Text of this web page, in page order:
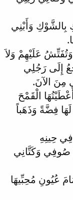
بِالشَّوْكِ وَأَبْنِي
وَتُفَتِّشُ عَلَيْهِمْ وَلاَ
إِلَى رَجُلِي
مِنَ الآنَ.
الْقَمْحَ
فِضَّةً وَذَهَباً
حِينِهِ
وَكَتَّانِي
عُيُونِ مُحِبِّيهَا